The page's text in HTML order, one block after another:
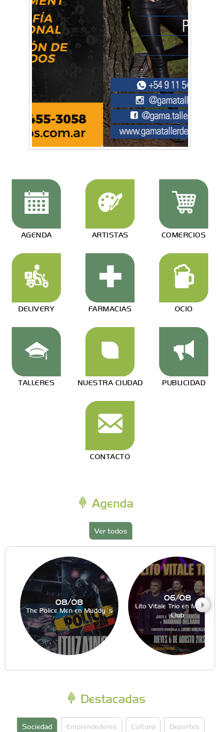
AGENDA ARTISTAS COMERCIOS
DELIVERY FARMACIAS OCIO
TALLERES NUESTRA CIUDAD PUBLICIDAD
CONTACTO
Agenda
Ver todos
08/08
The Police Men en Muddy´s
06/08
Lito Vitale Trio en Muddy´s
Club
Destacadas
Sociedad Emprendedores Cultura Deportes